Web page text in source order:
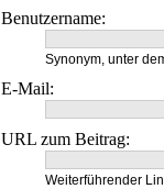
Benutzername:
Synonym, unter
E-Mail:
URL zum Beitrag:
Weiterführender